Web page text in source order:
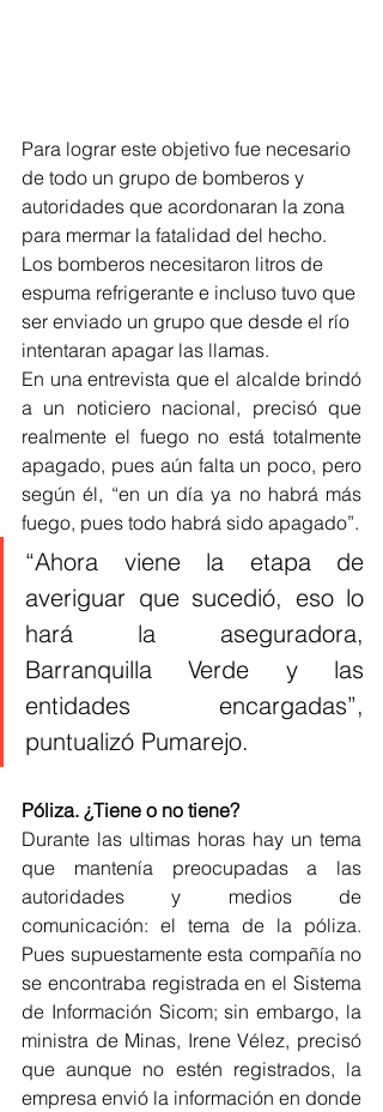
Para lograr este objetivo fue necesario
de todo un grupo de bomberos y
autoridades que acordonaran la zona
para mermar la fatalidad del hecho.
Los bomberos necesitaron litros de
espuma refrigerante e incluso tuvo que
ser enviado un grupo que desde el río
intentaran apagar las llamas.
En una entrevista que el alcalde brindó
a un noticiero nacional, precisó que
realmente el fuego no está totalmente
apagado, pues aún falta un poco, pero
según él, “en un día ya no habrá más
“Ahora viene la etapa de
averiguar que sucedió, eso lo
hará la aseguradora,
Barranquilla Verde y las
entidades encargadas”,
puntualizó Pumarejo.
Póliza. ¿Tiene o no tiene?
Durante las ultimas horas hay un tema
que mantenía preocupadas a las
autoridades y medios de
comunicación: el tema de la póliza.
Pues supuestamente esta compañía no
se encontraba registrada en el Sistema
de Información Sicom; sin embargo, la
ministra de Minas, Irene Vélez, precisó
que aunque no estén registrados, la
empresa envió la información en donde